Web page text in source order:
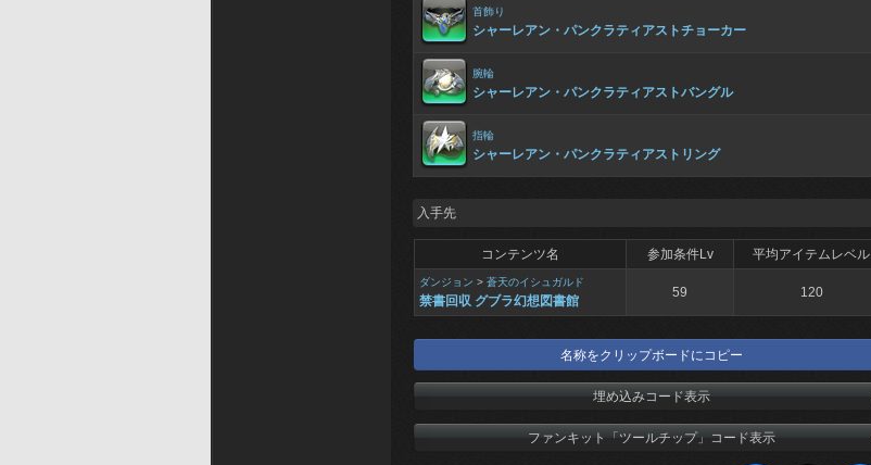
首飾り
シャーレアン・パンクラティアストチョーカー
腕輪
シャーレアン・パンクラティアストバングル
指輪
シャーレアン・パンクラティアストリング
入手先
コンテンツ名 参加条件Lv 平均アイテムレベル
ダンジョン > 蒼天のイシュガルド
禁書回収 グブラ幻想図書館
59 120
名称をクリップボードにコピー
埋め込みコード表示
ファンキット「ツールチップ」コード表示